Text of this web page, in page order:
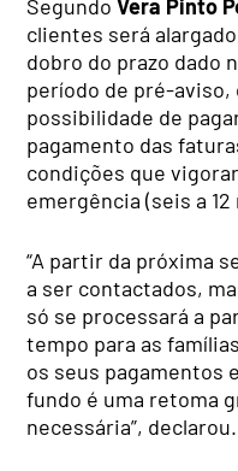
Segundo Vera Pinto
clientes será
dobro do prazo dado
período de pré-
possibilidade de
pagamento das
condições que
emergência (seis a
“A partir da próxima
a ser contactados,
só se processará a
tempo para as
os seus pagamentos
fundo é uma retoma
necessária”, declarou.